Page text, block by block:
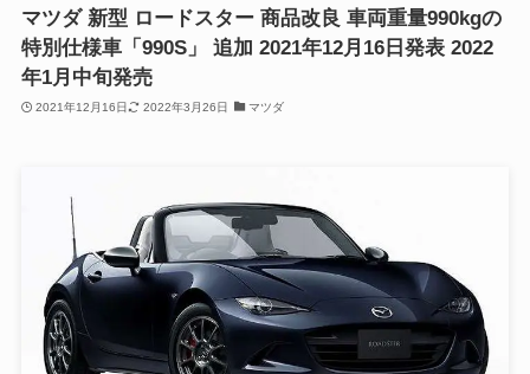
マツダ 新型 ロードスター 商品改良 車両重量990kgの
特別仕様車「990S」 追加 2021年12月16日発表 2022
年1月中旬発売
2021年12月16日 2022年3月26日 マツダ